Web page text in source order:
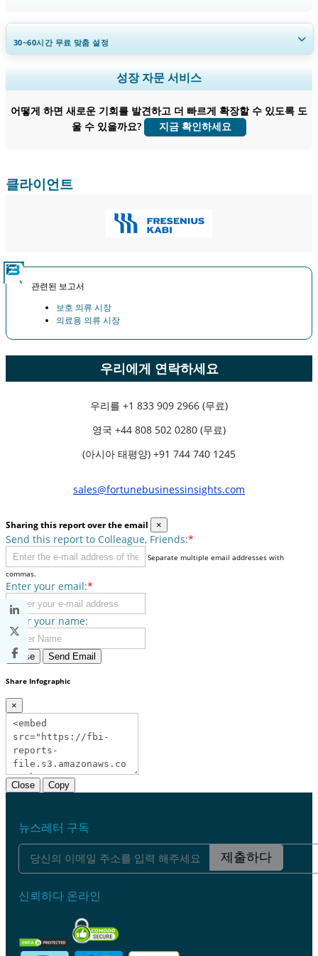
30~60시간무료 맞춤 설정
지역 및 국가 범위 확장, 세그먼트 분석, 기업 프로필, 경쟁 벤치마킹, 및 최
종 사용자 인사이트.
지금 맞춤 설정
성장 자문 서비스
어떻게 하면 새로운 기회를 발견하고 더 빠르게 확장할 수 있도록 도
울 수 있을까요?
지금 확인하세요
클라이언트
관련된 보고서
보호 의류 시장
의료용 의류 시장
우리에게 연락하세요
우리를 +1 833 909 2966 (무료)
영국 +44 808 502 0280 (무료)
(아시아 태평양) +91 744 740 1245
sales@fortunebusinessinsights.com
Sharing this report over the email ×
Send this report to Colleague, Friends:*
Separate multiple email addresses with
commas.
Enter your email:*
Enter your name:
Close Send Email
Share Infographic
×
Close Copy
뉴스레터 구독
제출하다
신뢰하다 온라인